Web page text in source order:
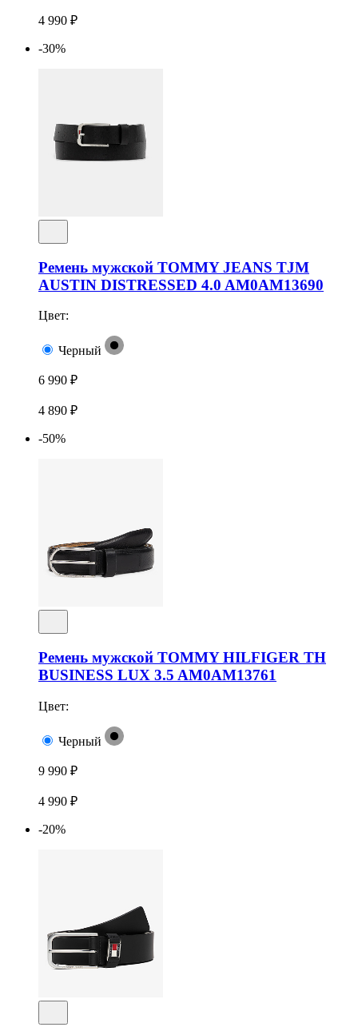
4 990 ₽
-30%
Ремень мужской TOMMY JEANS TJM
AUSTIN DISTRESSED 4.0 AM0AM13690
Цвет:
Черный
6 990 ₽
4 890 ₽
-50%
Ремень мужской TOMMY HILFIGER TH
BUSINESS LUX 3.5 AM0AM13761
Цвет:
Черный
9 990 ₽
4 990 ₽
-20%